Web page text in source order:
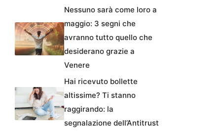
Nessuno sarà come loro a
maggio: 3 segni che
avranno tutto quello che
desiderano grazie a
Venere
Hai ricevuto bollette
altissime? Ti stanno
raggirando: la
segnalazione dell’Antitrust